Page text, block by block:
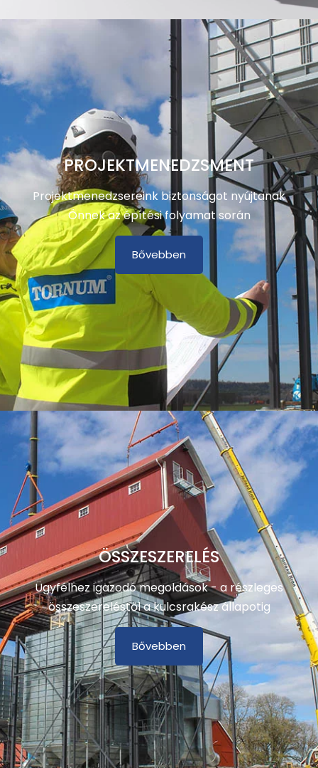
PROJEKTMENEDZSMENT
Projektmenedzsereink biztonságot nyújtanak
Önnek az építési folyamat során
Bővebben
ÖSSZESZERELÉS
Ügyfélhez igazodó megoldások - a részleges
összeszereléstől a kulcsrakész állapotig
Bővebben